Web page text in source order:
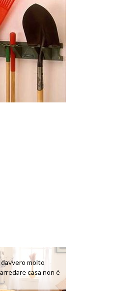
molto
casa non è